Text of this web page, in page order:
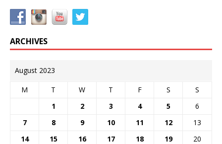
ARCHIVES
August 2023
M T W T F S
S
1
2 3 4 5
6
7
8 9 10 11 12
13
14
15 16 17 18 19
20